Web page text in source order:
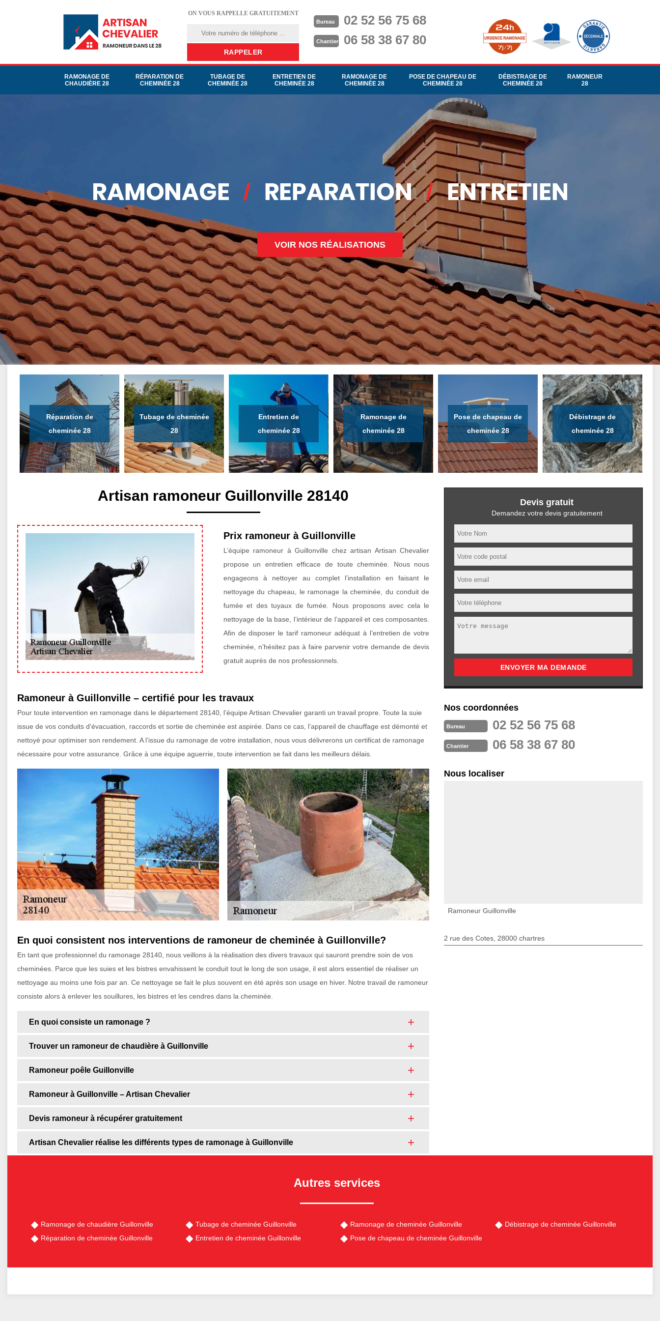
ON VOUS RAPPELLE GRATUITEMENT
Bureau 02 52 56 75 68
Chantier 06 58 38 67 80
RAMONAGE DE
CHAUDIÈRE 28
RÉPARATION DE
CHEMINÉE 28
TUBAGE DE
CHEMINÉE 28
ENTRETIEN DE
CHEMINÉE 28
RAMONAGE DE
CHEMINÉE 28
POSE DE CHAPEAU DE
CHEMINÉE 28
DÉBISTRAGE DE
CHEMINÉE 28
RAMONEUR
28
VOIR NOS RÉALISATIONS
Réparation de
cheminée 28
Tubage de cheminée
28
Entretien de
cheminée 28
Ramonage de
cheminée 28
Pose de chapeau de
cheminée 28
Débistrage de
cheminée 28
Artisan ramoneur Guillonville 28140
Prix ramoneur à Guillonville
L’équipe ramoneur à Guillonville chez artisan Artisan Chevalier
propose un entretien efficace de toute cheminée. Nous nous
engageons à nettoyer au complet l’installation en faisant le
nettoyage du chapeau, le ramonage la cheminée, du conduit de
fumée et des tuyaux de fumée. Nous proposons avec cela le
nettoyage de la base, l’intérieur de l’appareil et ces composantes.
Afin de disposer le tarif ramoneur adéquat à l’entretien de votre
cheminée, n’hésitez pas à faire parvenir votre demande de devis
gratuit auprès de nos professionnels.
Ramoneur à Guillonville – certifié pour les travaux
Pour toute intervention en ramonage dans le département 28140, l’équipe Artisan Chevalier garanti un travail propre. Toute la suie
issue de vos conduits d'évacuation, raccords et sortie de cheminée est aspirée. Dans ce cas, l’appareil de chauffage est démonté et
nettoyé pour optimiser son rendement. A l’issue du ramonage de votre installation, nous vous délivrerons un certificat de ramonage
nécessaire pour votre assurance. Grâce à une équipe aguerrie, toute intervention se fait dans les meilleurs délais.
En quoi consistent nos interventions de ramoneur de cheminée à Guillonville?
En tant que professionnel du ramonage 28140, nous veillons à la réalisation des divers travaux qui sauront prendre soin de vos
cheminées. Parce que les suies et les bistres envahissent le conduit tout le long de son usage, il est alors essentiel de réaliser un
nettoyage au moins une fois par an. Ce nettoyage se fait le plus souvent en été après son usage en hiver. Notre travail de ramoneur
consiste alors à enlever les souillures, les bistres et les cendres dans la cheminée.
En quoi consiste un ramonage ?
Trouver un ramoneur de chaudière à Guillonville
Ramoneur poêle Guillonville
Ramoneur à Guillonville – Artisan Chevalier
Devis ramoneur à récupérer gratuitement
Artisan Chevalier réalise les différents types de ramonage à Guillonville
Devis gratuit
Demandez votre devis gratuitement
Nos coordonnées
Bureau 02 52 56 75 68
Chantier 06 58 38 67 80
Nous localiser
Ramoneur Guillonville
2 rue des Cotes, 28000 chartres
Autres services
Ramonage de chaudière Guillonville
Réparation de cheminée Guillonville
Tubage de cheminée Guillonville
Entretien de cheminée Guillonville
Ramonage de cheminée Guillonville
Pose de chapeau de cheminée Guillonville
Débistrage de cheminée Guillonville